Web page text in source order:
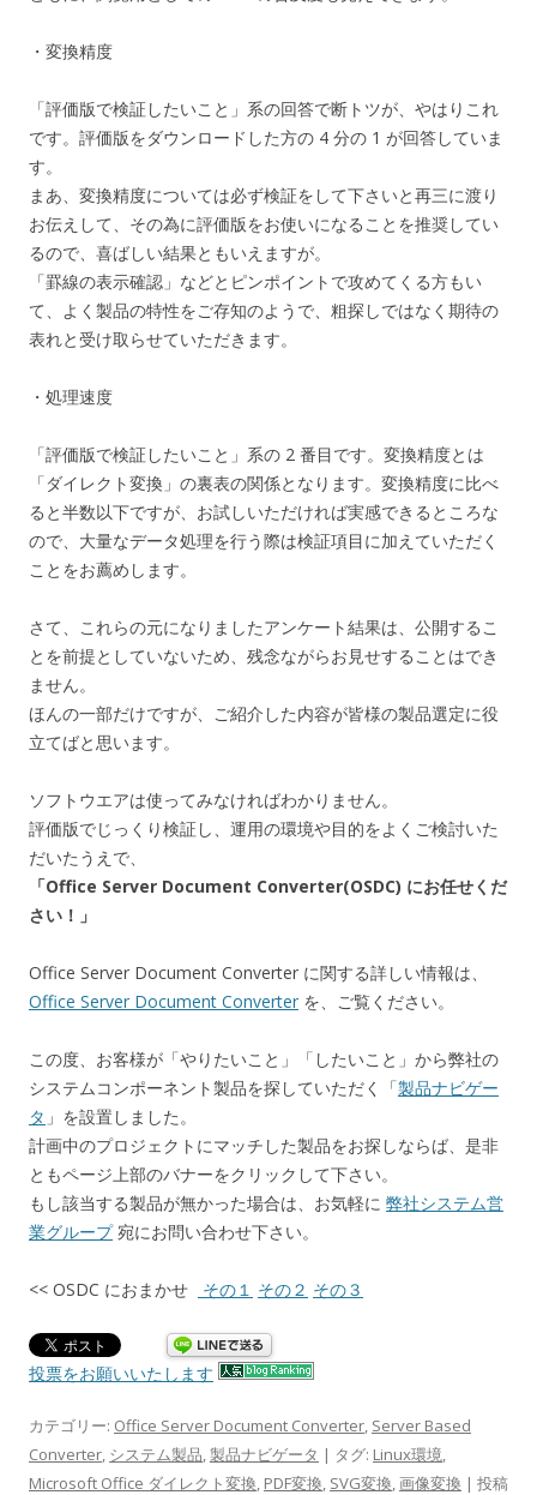
・変換精度
「評価版で検証したいこと」系の回答で断トツが、やはりこれ
です。評価版をダウンロードした方の 4 分の 1 が回答していま
す。
まあ、変換精度については必ず検証をして下さいと再三に渡り
お伝えして、その為に評価版をお使いになることを推奨してい
るので、喜ばしい結果ともいえますが。
「罫線の表示確認」などとピンポイントで攻めてくる方もい
て、よく製品の特性をご存知のようで、粗探しではなく期待の
表れと受け取らせていただきます。
・処理速度
「評価版で検証したいこと」系の 2 番目です。変換精度とは
「ダイレクト変換」の裏表の関係となります。変換精度に比べ
ると半数以下ですが、お試しいただければ実感できるところな
ので、大量なデータ処理を行う際は検証項目に加えていただく
ことをお薦めします。
さて、これらの元になりましたアンケート結果は、公開するこ
とを前提としていないため、残念ながらお見せすることはでき
ません。
ほんの一部だけですが、ご紹介した内容が皆様の製品選定に役
立てばと思います。
ソフトウエアは使ってみなければわかりません。
評価版でじっくり検証し、運用の環境や目的をよくご検討いた
だいたうえで、
「Office Server Document Converter(OSDC) にお任せくだ
さい！」
Office Server Document Converter に関する詳しい情報は、
Office Server Document Converter を、ご覧ください。
この度、お客様が「やりたいこと」「したいこと」から弊社の
システムコンポーネント製品を探していただく「製品ナビゲー
タ 」を設置しました。
計画中のプロジェクトにマッチした製品をお探しならば、是非
ともページ上部のバナーをクリックして下さい。
もし該当する製品が無かった場合は、お気軽に 弊社システム営
業グループ宛にお問い合わせ下さい。
<< OSDC におまかせ その１ その２ その３
投票をお願いいたします
カテゴリー: Office Server Document Converter, Server Based
Converter, システム製品,製品ナビゲータ | タグ: Linux環境,
Microsoft Office ダイレクト変換, PDF変換, SVG変換,画像変換 | 投稿